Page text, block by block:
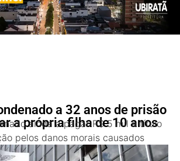
a 32 anos de prisão
a própria filha de 10 anos
ainda a pagar R$ 5 mil a título
pelos danos morais causados